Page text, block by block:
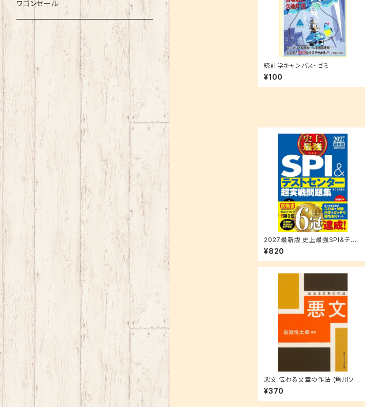
統計学キャンパス・ゼミ
¥100
2027最新版 史上最強SPI&テスト
センター超実戦問題集
¥820
悪文 伝わる文章の作法 (角川ソフ
ィア文庫)
¥370
ワゴンセール